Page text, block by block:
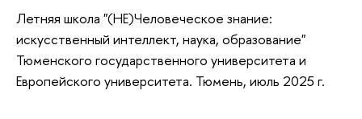
Летняя школа "(НЕ)Человеческое знание:
искусственный интеллект, наука, образование"
Тюменского государственного университета и
Европейского университета. Тюмень, июль 2025 г.